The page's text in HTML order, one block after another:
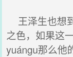
王泽生也想
之色，如果这
yuángu那么他